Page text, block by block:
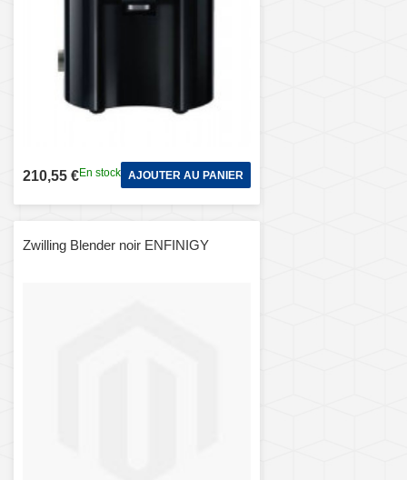
210,55 €En stock AJOUTER AU PANIER
Zwilling Blender noir ENFINIGY